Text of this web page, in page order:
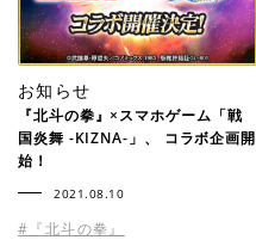
お知らせ
『北斗の拳』×スマホゲーム「戦
国炎舞 -KIZNA-」、 コラボ企画開
始！
2021.08.10
#『北斗の拳』